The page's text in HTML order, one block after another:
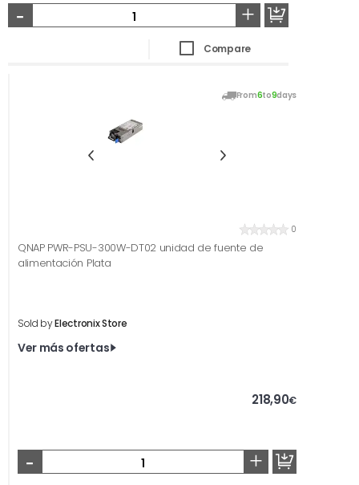
- +
Compare
From6to9days
0
QNAP PWR-PSU-300W-DT02 unidad de fuente de
alimentación Plata
Sold byElectronix Store
Ver más ofertas
218,90€
- +